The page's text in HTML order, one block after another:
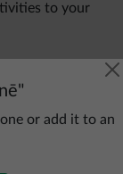
to your
"
or add it to an